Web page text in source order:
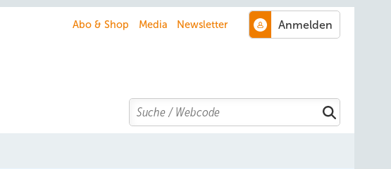
Abo & Shop Media Newsletter
Search